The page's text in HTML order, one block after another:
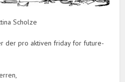
Scholze
der pro aktiven friday for future-